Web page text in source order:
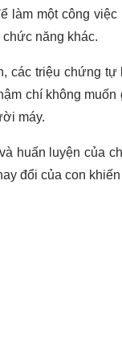
làm một công
năng khác.
các triệu chứng
chí không
máy.
huấn luyện của
đổi của con